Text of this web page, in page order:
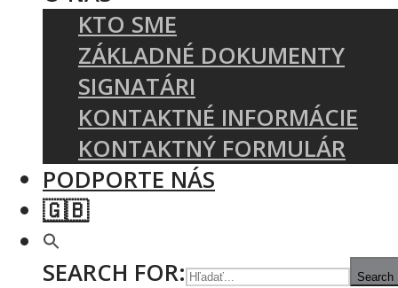
KTO SME
ZÁKLADNÉ DOKUMENTY
SIGNATÁRI
KONTAKTNÉ INFORMÁCIE
KONTAKTNÝ FORMULÁR
PODPORTE NÁS
🇬🇧
SEARCH FOR:
Search